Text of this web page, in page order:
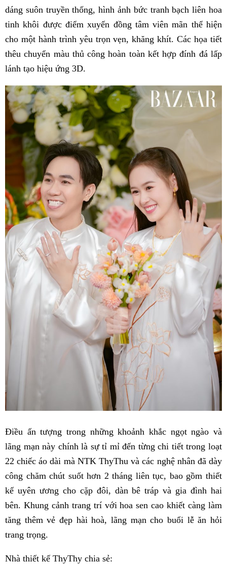
dáng suôn truyền thống, hình ảnh bức tranh bạch liên hoa
tinh khôi được điểm xuyến đồng tâm viên mãn thể hiện
cho một hành trình yêu trọn vẹn, khăng khít. Các họa tiết
thêu chuyển màu thủ công hoàn toàn kết hợp đính đá lấp
lánh tạo hiệu ứng 3D.
Điều ấn tượng trong những khoảnh khắc ngọt ngào và
lãng mạn này chính là sự tỉ mỉ đến từng chi tiết trong loạt
22 chiếc áo dài mà NTK ThyThu và các nghệ nhân đã dày
công chăm chút suốt hơn 2 tháng liên tục, bao gồm thiết
kế uyên ương cho cặp đôi, dàn bê tráp và gia đình hai
bên. Khung cảnh trang trí với hoa sen cao khiết càng làm
tăng thêm vẻ đẹp hài hoà, lãng mạn cho buổi lễ ăn hỏi
trang trọng.
Nhà thiết kế ThyThy chia sẻ: